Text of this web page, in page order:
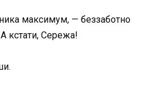
максимум, — беззаботно
кстати, Сережа!